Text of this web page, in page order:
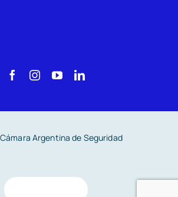
Argentina de Seguridad